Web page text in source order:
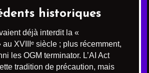
historiques
déjà interdit la «
XVIIIᵉ siècle ; plus récemment,
les OGM terminator. L’AI Act
tradition de précaution, mais